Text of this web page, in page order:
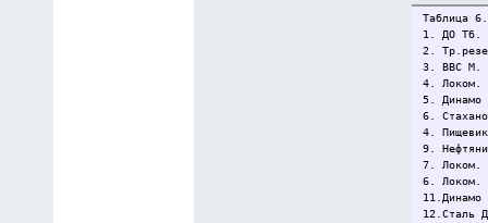
Таблица
1. ДО Тб.
2.
3. ВВС М.
4.
5.
6.
4.
9.
7.
6.
12.Сталь